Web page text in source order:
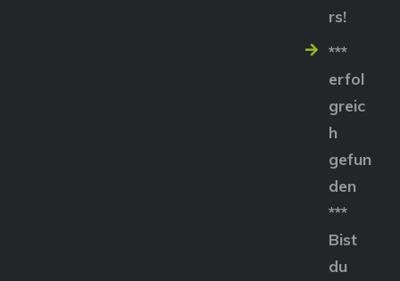
rs!
***
erfol
greic
h
gefun
den
***
Bist
du